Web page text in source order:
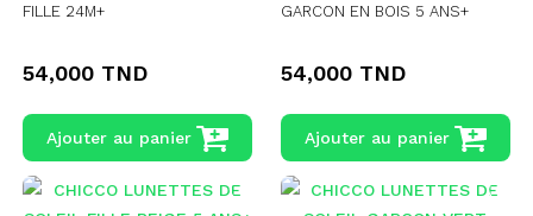
FILLE 24M+
54,000 TND
Ajouter au panier
GARCON EN BOIS 5 ANS+
54,000 TND
Ajouter au panier